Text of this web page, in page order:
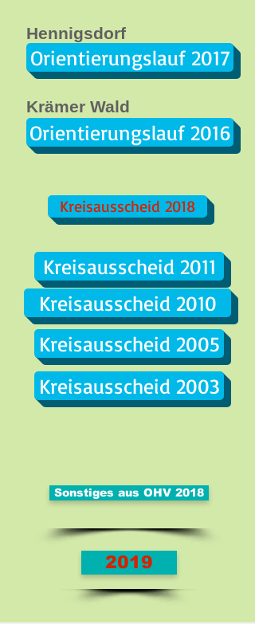
Hennigsdorf
Orientierungslauf 2017
Krämer Wald
Orientierungslauf 2016
Kreisausscheid 2018
Kreisausscheid 2011
Kreisausscheid 2010
Kreisausscheid 2005
Kreisausscheid 2003
Sonstiges aus OHV 2018
2019